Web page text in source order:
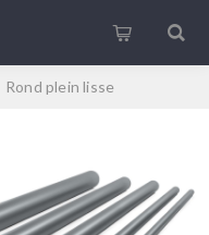
Rond plein lisse